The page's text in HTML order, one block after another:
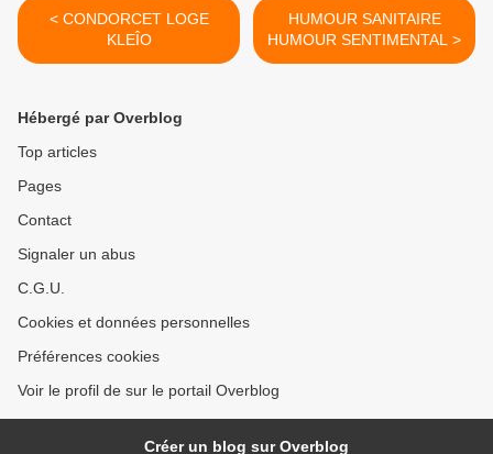
< CONDORCET LOGE
KLEÎO
HUMOUR SANITAIRE
HUMOUR SENTIMENTAL >
Hébergé par Overblog
Top articles
Pages
Contact
Signaler un abus
C.G.U.
Cookies et données personnelles
Préférences cookies
Voir le profil de sur le portail Overblog
Créer un blog sur Overblog